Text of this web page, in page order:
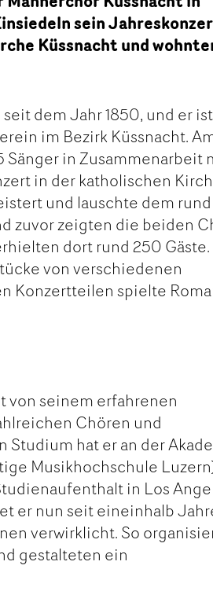
sein
Küssnacht und
dem Jahr 1850, und er ist
im Bezirk Küssnacht.
Sänger in Zusammenarbeit
in der katholischen
und lauschte dem rund
zuvor zeigten die beiden
dort rund 250 Gäste.
von verschiedenen
Konzertteilen spielte
von seinem erfahrenen
Chören und
Studium hat er an der
Musikhochschule
in Los
er nun seit eineinhalb
verwirklicht. So
gestalteten ein